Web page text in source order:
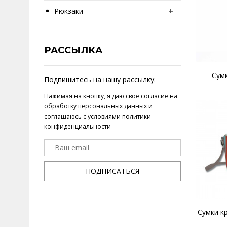
Рюкзаки +
РАССЫЛКА
Подпишитесь на нашу рассылку:
Нажимая на кнопку, я даю свое согласие на
обработку персональных данныхи
соглашаюсь с условиями политики
конфиденциальности
ПОДПИСАТЬСЯ
Сумки